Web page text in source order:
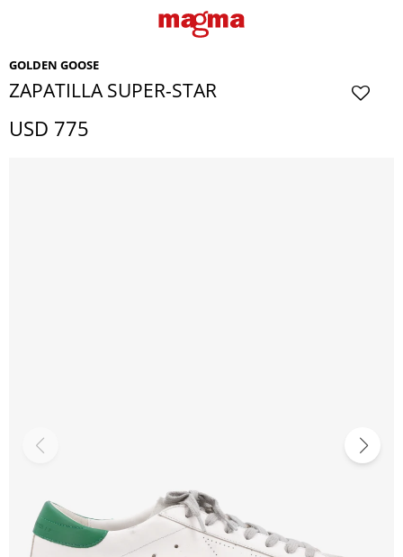
GOLDEN GOOSE
ZAPATILLA SUPER-STAR
USD 775